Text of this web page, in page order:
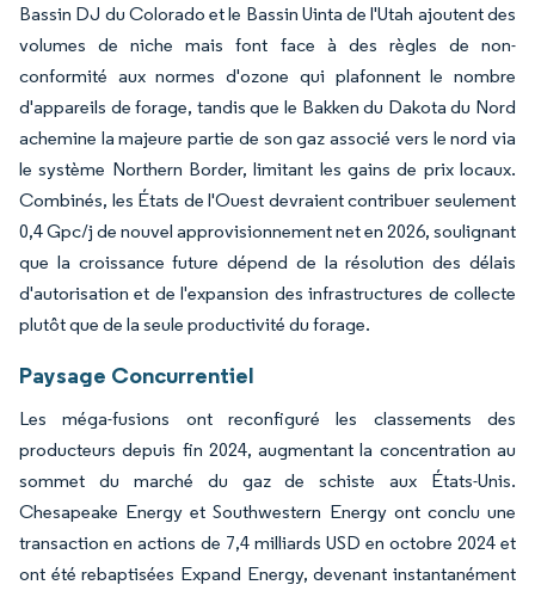
Bassin DJ du Colorado et le Bassin Uinta de l'Utah ajoutent des
volumes de niche mais font face à des règles de non-
conformité aux normes d'ozone qui plafonnent le nombre
d'appareils de forage, tandis que le Bakken du Dakota du Nord
achemine la majeure partie de son gaz associé vers le nord via
le système Northern Border, limitant les gains de prix locaux.
Combinés, les États de l'Ouest devraient contribuer seulement
0,4 Gpc/j de nouvel approvisionnement net en 2026, soulignant
que la croissance future dépend de la résolution des délais
d'autorisation et de l'expansion des infrastructures de collecte
plutôt que de la seule productivité du forage.
Paysage Concurrentiel
Les méga-fusions ont reconfiguré les classements des
producteurs depuis fin 2024, augmentant la concentration au
sommet du marché du gaz de schiste aux États-Unis.
Chesapeake Energy et Southwestern Energy ont conclu une
transaction en actions de 7,4 milliards USD en octobre 2024 et
ont été rebaptisées Expand Energy, devenant instantanément